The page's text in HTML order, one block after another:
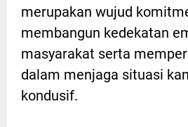
merupakan wujud
membangun kedekatan
masyarakat serta
dalam menjaga situasi
kondusif.